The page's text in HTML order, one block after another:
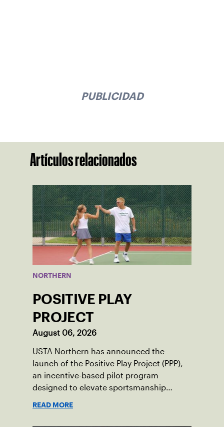
PUBLICIDAD
Artículos relacionados
NORTHERN
POSITIVE PLAY
PROJECT
August 06, 2026
USTA Northern has announced the
launch of the Positive Play Project (PPP),
an incentive-based pilot program
designed to elevate sportsmanship
READ MORE